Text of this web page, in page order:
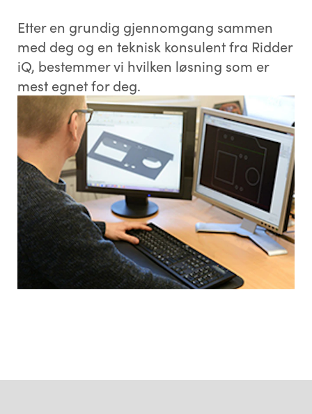
Etter en grundig gjennomgang sammen
med deg og en teknisk konsulent fra Ridder
iQ, bestemmer vi hvilken løsning som er
mest egnet for deg.